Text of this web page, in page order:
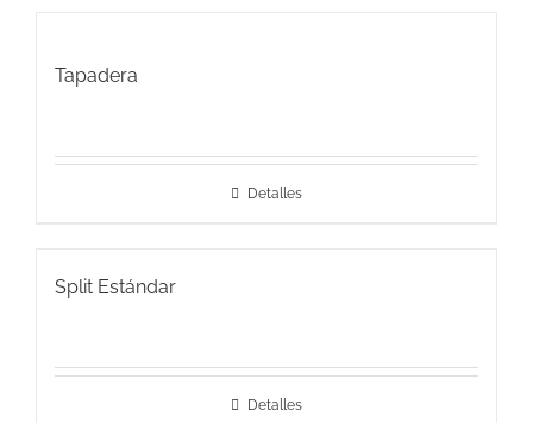
Tapadera
Detalles
Split Estándar
Detalles